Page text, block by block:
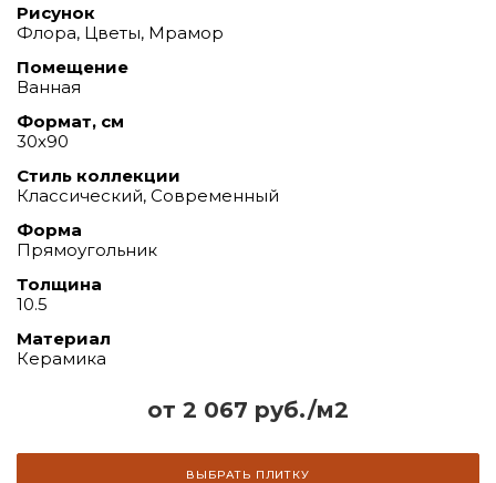
от 2 067 руб./м2
ВЫБРАТЬ ПЛИТКУ
Рисунок
Флора, Цветы, Мрамор
Помещение
Ванная
Формат, см
30х90
Стиль коллекции
Классический, Современный
Форма
Прямоугольник
Толщина
10.5
Материал
Керамика